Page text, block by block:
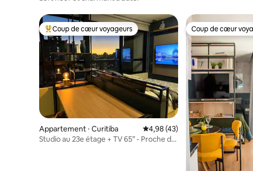
Coups de cœur voyageurs les plus appréciés
Coup de cœur voyageurs
Appartement ⋅ Curitiba Évaluation moyenne sur la base
4,98 (43)
Studio au 23e étage + TV 65” - Proche du
Coup de cœur
Coup de cœur